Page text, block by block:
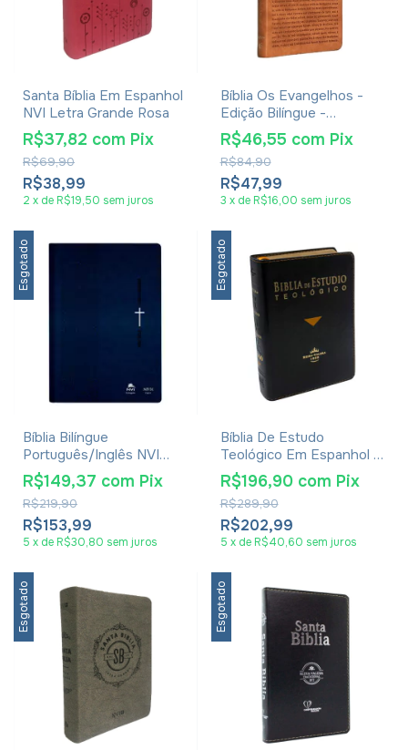
Santa Bíblia Em Espanhol
NVI Letra Grande Rosa
R$38,99
R$69,90
R$37,82 com Pix
2 x de R$19,50 sem juros
Bíblia Os Evangelhos -
Edição Bilíngue -
Português/Inglês - NVI /
NIV - Com palavras de
Jesus em azul - Capa
flexível
R$47,99
R$84,90
R$46,55 com Pix
3 x de R$16,00 sem juros
Esgotado
Bíblia Bilíngue
Português/Inglês NVI
Luxo Azul
R$153,99
R$219,90
R$149,37 com Pix
5 x de R$30,80 sem juros
Esgotado
Bíblia De Estudo
Teológico Em Espanhol -
Reina-Valera 1960 - Com
Índice - Capa Luxo
R$202,99
R$289,90
R$196,90 com Pix
5 x de R$40,60 sem juros
Esgotado Esgotado